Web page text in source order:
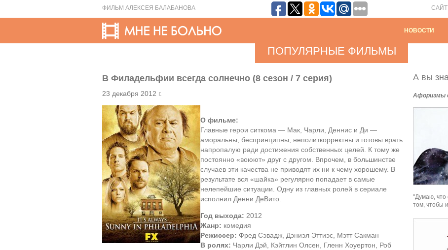
ФИЛЬМ АЛЕКСЕЯ БАЛАБАНОВА
НОВОСТИ
ПОПУЛЯРНЫЕ ФИЛЬМЫ
В Филадельфии всегда солнечно (8 сезон / 7 серия)
23 декабря 2012 г.
О фильме:
Главные герои ситкома — Мак, Чарли, Деннис и Ди —
аморальны, беспринципны, неполиткорректны и готовы врать
напропалую ради достижения собственных целей. К тому же
постоянно «воюют» друг с другом. Впрочем, в большинстве
случаев эти качества не приводят их ни к чему хорошему. В
результате вся «шайка» регулярно попадает в самые
нелепейшие ситуации. Одну из главных ролей в сериале
исполнил Денни ДеВито.
Год выхода: 2012
Жанр: комедия
Режиссер: Фред Сэвадж, Дэниэл Эттиэс, Мэтт Сакман
В ролях: Чарли Дэй, Кэйтлин Олсен, Гленн Хоуертон, Роб
А вы
Афоризмы
"Думаю, что
том, чтобы